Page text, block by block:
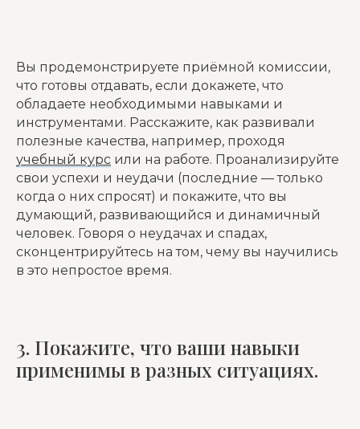
Вы продемонстрируете приёмной комиссии,
что готовы отдавать, если докажете, что
обладаете необходимыми навыками и
инструментами. Расскажите, как развивали
полезные качества, например, проходя
учебный курс или на работе. Проанализируйте
свои успехи и неудачи (последние — только
когда о них спросят) и покажите, что вы
думающий, развивающийся и динамичный
человек. Говоря о неудачах и спадах,
сконцентрируйтесь на том, чему вы научились
в это непростое время.
3. Покажите, что ваши навыки
применимы в разных ситуациях.